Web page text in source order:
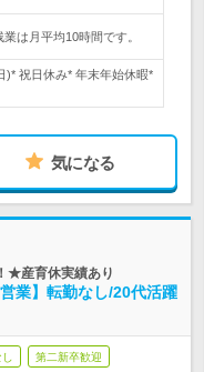
は月平均10時間です。
)* 祝日休み* 年末年始休暇*
気になる
★産育休実績あり
業】転勤なし/20代活躍
第二新卒歓迎